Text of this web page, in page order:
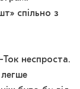
спільно з
неспроста.